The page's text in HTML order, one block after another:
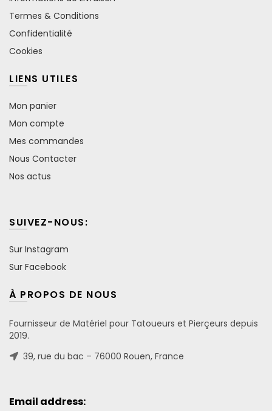
Termes & Conditions
Confidentialité
Cookies
LIENS UTILES
Mon panier
Mon compte
Mes commandes
Nous Contacter
Nos actus
SUIVEZ-NOUS:
Sur Instagram
Sur Facebook
À PROPOS DE NOUS
Fournisseur de Matériel pour Tatoueurs et Pierçeurs depuis
2019.
39, rue du bac – 76000 Rouen, France
Email address: